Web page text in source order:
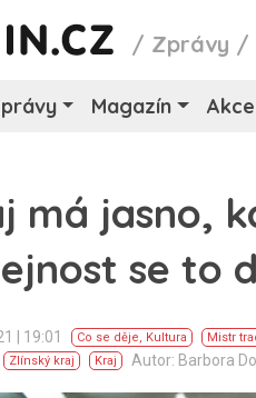
/ Zprávy /
Magazín Akce
má jasno,
se to
| 19:01 Co se děje, Kultura Mistr
Zlínský kraj Kraj Autor: Barbora